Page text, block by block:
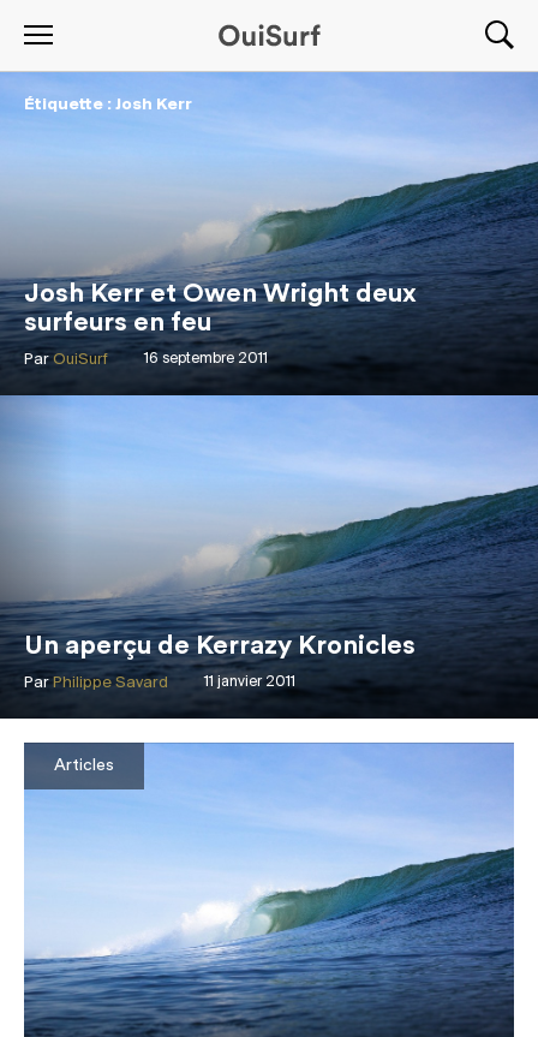
Étiquette : Josh Kerr
Josh Kerr et Owen Wright deux
surfeurs en feu
16 septembre 2011
Par OuiSurf
Un aperçu de Kerrazy Kronicles
11 janvier 2011
Par Philippe Savard
Articles